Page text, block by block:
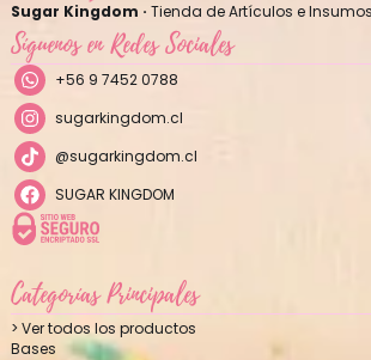
Sugar Kingdom · Tienda de Artículos e
Síguenos en Redes Sociales
+56 9 7452 0788
sugarkingdom.cl
@sugarkingdom.cl
SUGAR KINGDOM
Categorías Principales
> Ver todos los productos
Bases